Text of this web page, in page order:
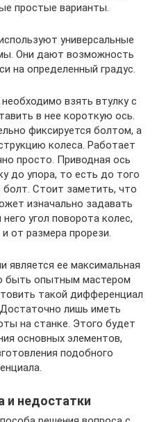
простые варианты.
универсальные
Они дают возможность
на определенный градус.
взять втулку с
в нее короткую ось.
фиксируется болтом, а
колеса. Работает
просто. Приводная ось
до упора, то есть до того
болт. Стоит заметить, что
изначально задавать
угол поворота колес,
от размера прорези.
является ее максимальная
быть опытным мастером
такой дифференциал
лишь иметь
на станке. Этого будет
основных элементов,
подобного
и недостатки